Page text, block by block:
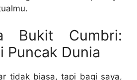
Bukit Cumbri:
Puncak Dunia
tidak biasa, tapi bagi saya,